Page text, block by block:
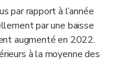
par rapport à l’année
par une baisse
augmenté en 2022.
à la moyenne des